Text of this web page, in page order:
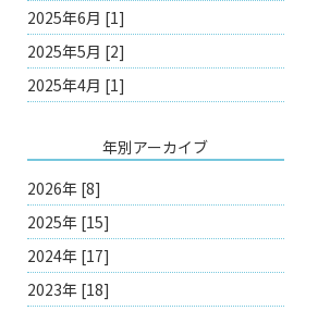
2025年6月 [1]
2025年5月 [2]
2025年4月 [1]
年別アーカイブ
2026年 [8]
2025年 [15]
2024年 [17]
2023年 [18]